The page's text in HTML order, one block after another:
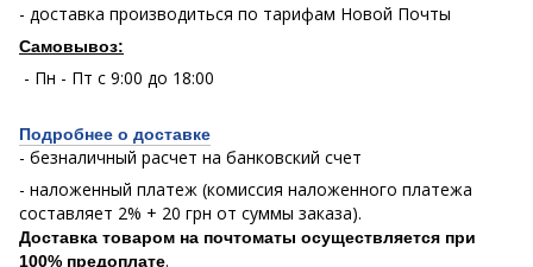
- доставка производиться по тарифам Новой Почты
Самовывоз:
- Пн - Пт с 9:00 до 18:00
Подробнее о доставке
- безналичный расчет на банковский счет
- наложенный платеж (комиссия наложенного платежа
составляет 2% + 20 грн от суммы заказа).
Доставка товаром на почтоматы осуществляется при
100% предоплате.